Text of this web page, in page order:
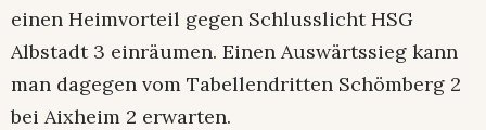
einen Heimvorteil gegen Schlusslicht HSG
Albstadt 3 einräumen. Einen Auswärtssieg kann
man dagegen vom Tabellendritten Schömberg 2
bei Aixheim 2 erwarten.